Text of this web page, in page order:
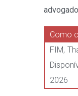
Como
FIM,
2026